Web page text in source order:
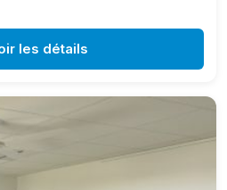
les détails